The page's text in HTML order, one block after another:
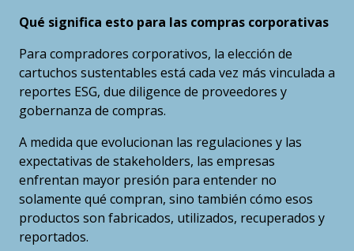
Qué significa esto para las compras corporativas
Para compradores corporativos, la elección de
cartuchos sustentables está cada vez más vinculada a
reportes ESG, due diligence de proveedores y
gobernanza de compras.
A medida que evolucionan las regulaciones y las
expectativas de stakeholders, las empresas
enfrentan mayor presión para entender no
solamente qué compran, sino también cómo esos
productos son fabricados, utilizados, recuperados y
reportados.